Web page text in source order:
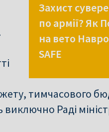
Захист
по армії? Як
на вето
SAFE
тимчасового
Раді